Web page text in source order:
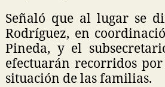
Señaló que al lugar se
Rodríguez, en
Pineda, y el
efectuarán recorridos
situación de las familias.